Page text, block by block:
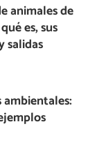
animales de
es, sus
salidas